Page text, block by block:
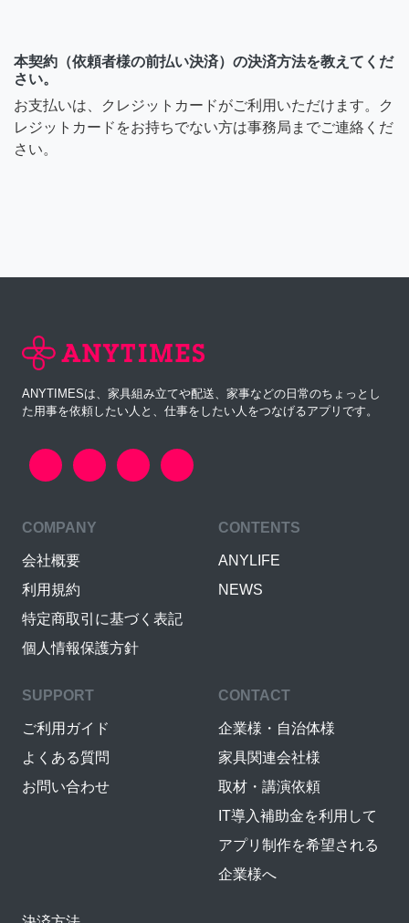
本契約（依頼者様の前払い決済）の決済方法を教えてくだ
さい。
お支払いは、クレジットカードがご利用いただけます。ク
レジットカードをお持ちでない方は事務局までご連絡くだ
さい。
ANYTIMESは、家具組み立てや配送、家事などの日常のちょっとし
た用事を依頼したい人と、仕事をしたい人をつなげるアプリです。
COMPANY
会社概要
利用規約
特定商取引に基づく表記
個人情報保護方針
CONTENTS
ANYLIFE
NEWS
SUPPORT
ご利用ガイド
よくある質問
お問い合わせ
CONTACT
企業様・自治体様
家具関連会社様
取材・講演依頼
IT導入補助金を利用して
アプリ制作を希望される
企業様へ